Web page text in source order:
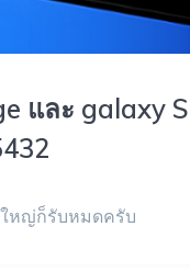
และ galaxy
ใหญ่ก็รับหมดครับ